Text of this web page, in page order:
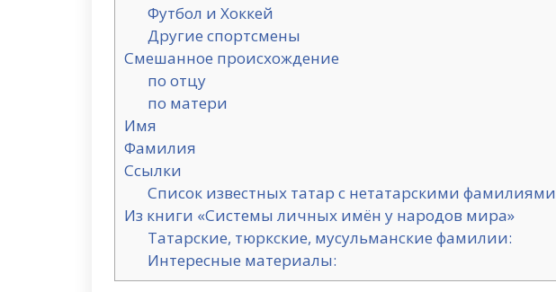
Футбол и Хоккей
Другие спортсмены
Смешанное происхождение
по отцу
по матери
Имя
Фамилия
Ссылки
Список известных татар с нетатарскими фамилиями
Из книги «Системы личных имён у народов мира»
Татарские, тюркские, мусульманские фамилии:
Интересные материалы: